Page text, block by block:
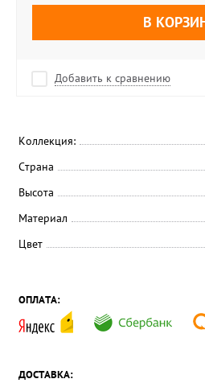
Коллекция:
Страна
Высота
Материал
Цвет
ОПЛАТА:
ДОСТАВКА:
В
Добавить к сравнению